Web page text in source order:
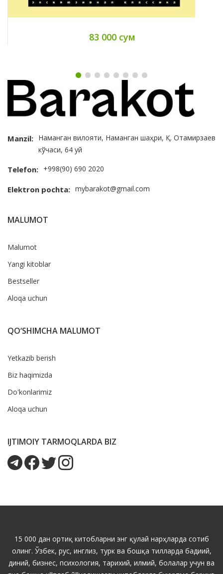
83 000 сум
Manzil: Наманган вилояти, Наманган шаҳри, Қ. Отамирзаев
кўчаси, 64 уй
Telefon: +998(90) 690 2020
Elektron pochta: mybarakot@gmail.com
MALUMOT
Malumot
Yangi kitoblar
Bestseller
Aloqa uchun
QO‘SHIMCHA MALUMOT
Yetkazib berish
Biz haqimizda
Do'konlarimiz
Aloqa uchun
IJTIMOIY TARMOQLARDA BIZ
15 000 дан ортиқ китобларни энг қулай нарҳларда сотиб
олинг. Ўзбек, рус, инглиз, турк ва бошқа тилларда бадиий,
диний, бизнес, психология, тарихий, илмий, болалар учун ва